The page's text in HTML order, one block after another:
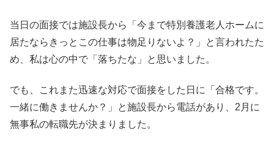
当日の面接では施設長から「今まで特別養護老人ホームに
居たならきっとこの仕事は物足りないよ？」と言われたた
め、私は心の中で「落ちたな」と思いました。
でも、これまた迅速な対応で面接をした日に「合格です。
一緒に働きませんか？」と施設長から電話があり、2月に
無事私の転職先が決まりました。